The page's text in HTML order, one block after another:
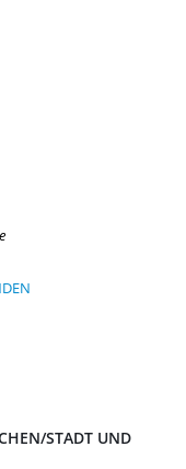
STADT UND